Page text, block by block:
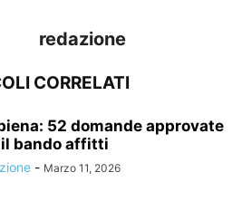
redazione
CORRELATI
52 domande approvate
bando affitti
- Marzo 11, 2026